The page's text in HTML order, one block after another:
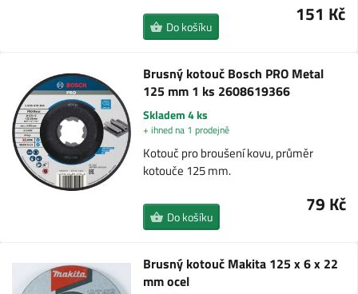
151 Kč
Do košíku
Brusný kotouč Bosch PRO Metal
125 mm 1 ks 2608619366
Skladem 4 ks
+ ihned na 1 prodejně
Kotouč pro broušení kovu, průměr
kotouče 125 mm.
79 Kč
Do košíku
Brusný kotouč Makita 125 x 6 x 22
mm ocel